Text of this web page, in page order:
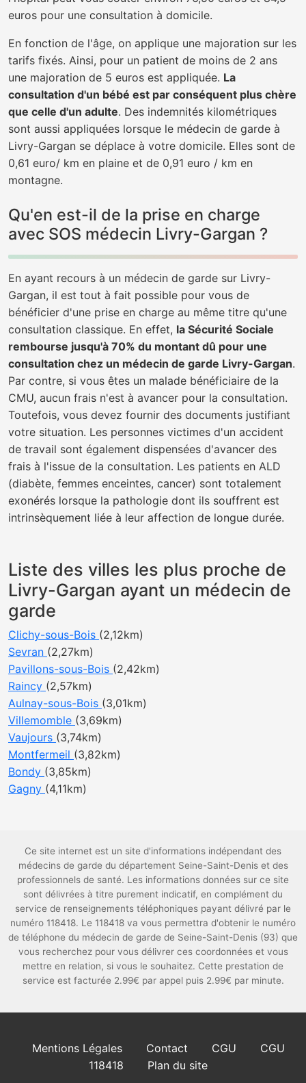
euros pour une consultation à domicile.
En fonction de l'âge, on applique une majoration sur les
tarifs fixés. Ainsi, pour un patient de moins de 2 ans
une majoration de 5 euros est appliquée. La
consultation d'un bébé est par conséquent plus chère
que celle d'un adulte. Des indemnités kilométriques
sont aussi appliquées lorsque le médecin de garde à
Livry-Gargan se déplace à votre domicile. Elles sont de
0,61 euro/ km en plaine et de 0,91 euro / km en
montagne.
Qu'en est-il de la prise en charge
avec SOS médecin Livry-Gargan ?
En ayant recours à un médecin de garde sur Livry-
Gargan, il est tout à fait possible pour vous de
bénéficier d'une prise en charge au même titre qu'une
consultation classique. En effet, la Sécurité Sociale
rembourse jusqu'à 70% du montant dû pour une
consultation chez un médecin de garde Livry-Gargan.
Par contre, si vous êtes un malade bénéficiaire de la
CMU, aucun frais n'est à avancer pour la consultation.
Toutefois, vous devez fournir des documents justifiant
votre situation. Les personnes victimes d'un accident
de travail sont également dispensées d'avancer des
frais à l'issue de la consultation. Les patients en ALD
(diabète, femmes enceintes, cancer) sont totalement
exonérés lorsque la pathologie dont ils souffrent est
intrinsèquement liée à leur affection de longue durée.
Liste des villes les plus proche de
Livry-Gargan ayant un médecin de
garde
Clichy-sous-Bois (2,12km)
Sevran (2,27km)
Pavillons-sous-Bois (2,42km)
Raincy (2,57km)
Aulnay-sous-Bois (3,01km)
Villemomble (3,69km)
Vaujours (3,74km)
Montfermeil (3,82km)
Bondy (3,85km)
Gagny (4,11km)
Ce site internet est un site d'informations indépendant des
médecins de garde du département Seine-Saint-Denis et des
professionnels de santé. Les informations données sur ce site
sont délivrées à titre purement indicatif, en complément du
service de renseignements téléphoniques payant délivré par le
numéro 118418. Le 118418 va vous permettra d'obtenir le numéro
de téléphone du médecin de garde de Seine-Saint-Denis (93) que
vous recherchez pour vous délivrer ces coordonnées et vous
mettre en relation, si vous le souhaitez. Cette prestation de
service est facturée 2.99€ par appel puis 2.99€ par minute.
Mentions Légales Contact CGU
CGU
118418
Plan du site